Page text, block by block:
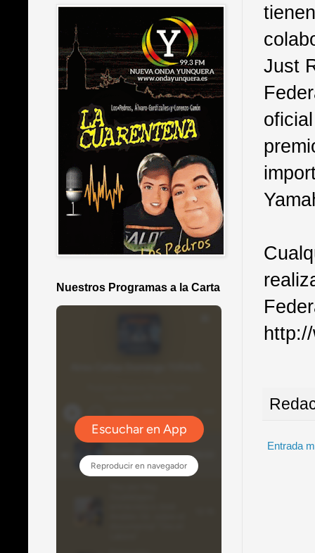
Just
Entrada
Nuestros Programas a la Carta